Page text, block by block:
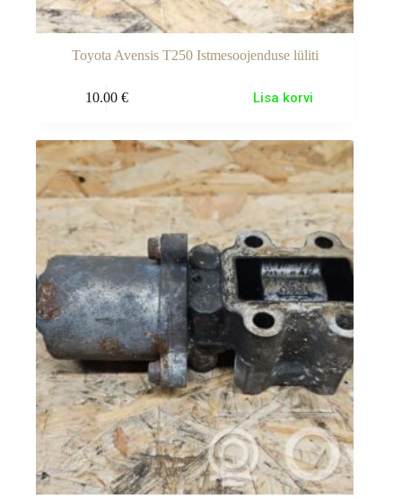
Toyota Avensis T250 Istmesoojenduse lüliti
10.00 € Lisa korvi